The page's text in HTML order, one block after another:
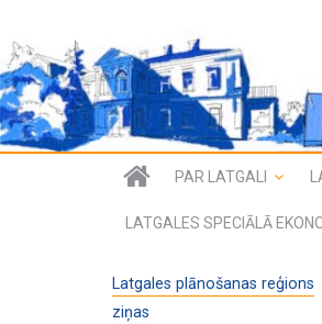
PAR LATGALI
LATGALES SPECIĀLĀ
Latgales plānošanas reģions
ziņas